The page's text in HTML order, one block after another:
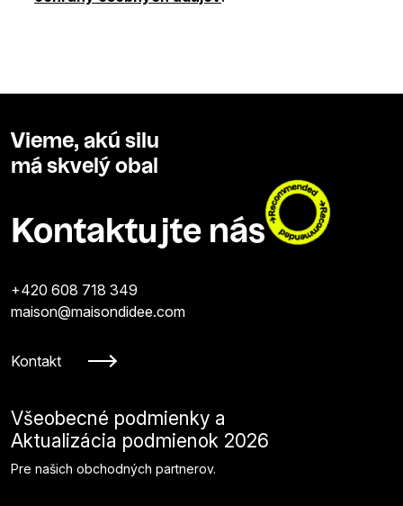
Vieme, akú silu
má skvelý obal
Kontaktujte nás
+420 608 718 349
maison@maisondidee.com
Kontakt
Všeobecné podmienky a
Aktualizácia podmienok 2026
Pre našich obchodných partnerov.